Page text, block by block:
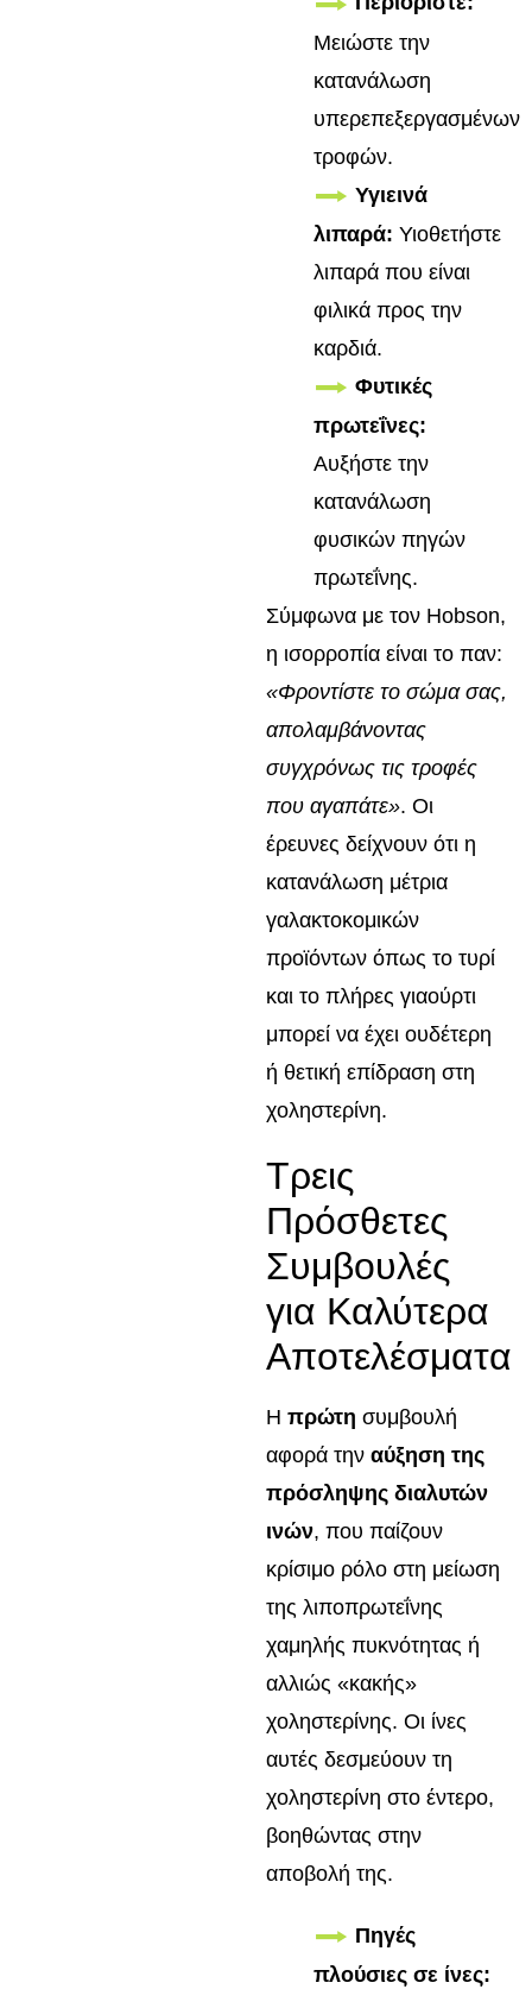
Μειώστε την
κατανάλωση
υπερεπεξεργασμένων
τροφών.
Υγιεινά
λιπαρά: Υιοθετήστε
λιπαρά που είναι
φιλικά προς την
καρδιά.
Φυτικές
πρωτεΐνες:
Αυξήστε την
κατανάλωση
φυσικών πηγών
πρωτεΐνης.
Σύμφωνα με τον Hobson,
η ισορροπία είναι το παν:
«Φροντίστε το σώμα σας,
απολαμβάνοντας
συγχρόνως τις τροφές
που αγαπάτε». Οι
έρευνες δείχνουν ότι η
κατανάλωση μέτρια
γαλακτοκομικών
προϊόντων όπως το τυρί
και το πλήρες γιαούρτι
μπορεί να έχει ουδέτερη
ή θετική επίδραση στη
χοληστερίνη.
Τρεις
Πρόσθετες
Συμβουλές
για Καλύτερα
Αποτελέσματα
Η πρώτη συμβουλή
αφορά την αύξηση της
πρόσληψης διαλυτών
ινών, που παίζουν
κρίσιμο ρόλο στη μείωση
της λιποπρωτεΐνης
χαμηλής πυκνότητας ή
αλλιώς «κακής»
χοληστερίνης. Οι ίνες
αυτές δεσμεύουν τη
χοληστερίνη στο έντερο,
βοηθώντας στην
αποβολή της.
Πηγές
πλούσιες σε ίνες: